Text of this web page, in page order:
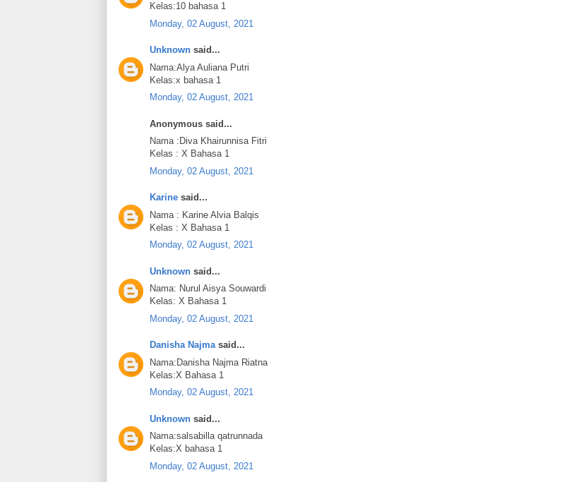
Kelas:10 bahasa 1
Monday, 02 August, 2021
Unknown said...
Nama:Alya Auliana Putri
Kelas:x bahasa 1
Monday, 02 August, 2021
Anonymous said...
Nama :Diva Khairunnisa Fitri
Kelas : X Bahasa 1
Monday, 02 August, 2021
Karine said...
Nama : Karine Alvia Balqis
Kelas : X Bahasa 1
Monday, 02 August, 2021
Unknown said...
Nama: Nurul Aisya Souwardi
Kelas: X Bahasa 1
Monday, 02 August, 2021
Danisha Najmasaid...
Nama:Danisha Najma Riatna
Kelas:X Bahasa 1
Monday, 02 August, 2021
Unknown said...
Nama:salsabilla qatrunnada
Kelas:X bahasa 1
Monday, 02 August, 2021